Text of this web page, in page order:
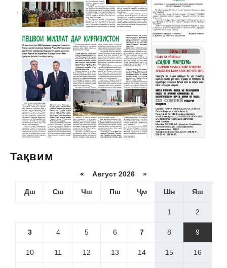
Тақвим
« Август 2026 »
Дш Сш Чш Пш Ҷм Шн Яш
1 2
3 4 5 6 7 8 9
10 11 12 13 14 15 16